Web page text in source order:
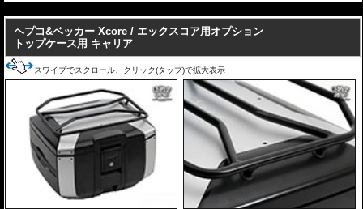
バックレスト
インナーバッグ
インナップ。
ツーリングスタイルや使用シーンに応じて、さらに快適で機能的な仕様へア
ップグレードできます。
ヘプコ&ベッカー Xcore / エックスコア用オプション
トップケース用 キャリア
スワイプでスクロール、クリック(タップ)で拡大表示